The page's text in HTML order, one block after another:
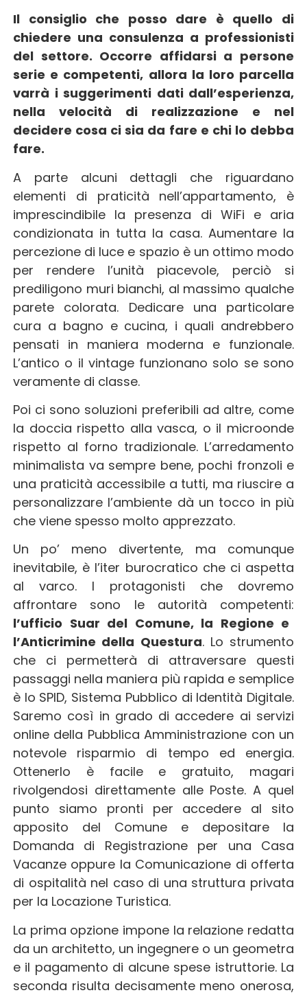
Il consiglio che posso dare è quello di
chiedere una consulenza a professionisti
del settore. Occorre affidarsi a persone
serie e competenti, allora la loro parcella
varrà i suggerimenti dati dall’esperienza,
nella velocità di realizzazione e nel
decidere cosa ci sia da fare e chi lo debba
fare.
A parte alcuni dettagli che riguardano
elementi di praticità nell’appartamento, è
imprescindibile la presenza di WiFi e aria
condizionata in tutta la casa. Aumentare la
percezione di luce e spazio è un ottimo modo
per rendere l’unità piacevole, perciò si
prediligono muri bianchi, al massimo qualche
parete colorata. Dedicare una particolare
cura a bagno e cucina, i quali andrebbero
pensati in maniera moderna e funzionale.
L’antico o il vintage funzionano solo se sono
veramente di classe.
Poi ci sono soluzioni preferibili ad altre, come
la doccia rispetto alla vasca, o il microonde
rispetto al forno tradizionale. L’arredamento
minimalista va sempre bene, pochi fronzoli e
una praticità accessibile a tutti, ma riuscire a
personalizzare l’ambiente dà un tocco in più
che viene spesso molto apprezzato.
Un po’ meno divertente, ma comunque
inevitabile, è l’iter burocratico che ci aspetta
al varco. I protagonisti che dovremo
affrontare sono le autorità competenti:
l’ufficio Suar del Comune, la Regione e
l’Anticrimine della Questura. Lo strumento
che ci permetterà di attraversare questi
passaggi nella maniera più rapida e semplice
è lo SPID, Sistema Pubblico di Identità Digitale.
Saremo così in grado di accedere ai servizi
online della Pubblica Amministrazione con un
notevole risparmio di tempo ed energia.
Ottenerlo è facile e gratuito, magari
rivolgendosi direttamente alle Poste. A quel
punto siamo pronti per accedere al sito
apposito del Comune e depositare la
Domanda di Registrazione per una Casa
Vacanze oppure la Comunicazione di offerta
di ospitalità nel caso di una struttura privata
per la Locazione Turistica.
La prima opzione impone la relazione redatta
da un architetto, un ingegnere o un geometra
e il pagamento di alcune spese istruttorie. La
seconda risulta decisamente meno onerosa,